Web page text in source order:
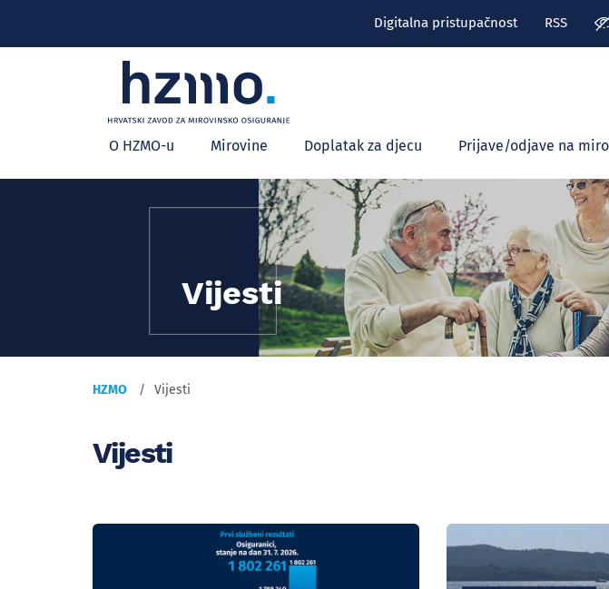
Digitalna pristupačnost RSS
Glavni
izbornik
O HZMO-u Mirovine Doplatak za djecu Prijave/odjave na
Vijesti
HZMO Vijesti
Vijesti